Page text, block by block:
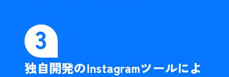
3
独自開発のInstagramツールによ